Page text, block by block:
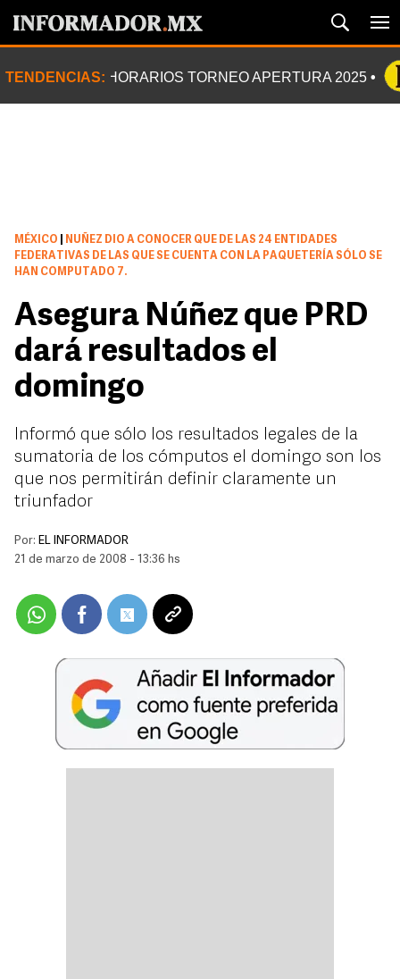
TENDENCIAS: HORARIOS TORNEO APERTURA 2025
MÉXICO
NUÑEZ DIO A CONOCER QUE DE LAS 24 ENTIDADES
FEDERATIVAS DE LAS QUE SE CUENTA CON LA PAQUETERÍA SÓLO SE
HAN COMPUTADO 7.
Asegura Núñez que PRD
dará resultados el
domingo
Informó que sólo los resultados legales de la
sumatoria de los cómputos el domingo son los
que nos permitirán definir claramente un
triunfador
Por: EL INFORMADOR
21 de marzo de 2008 - 13:36 hs